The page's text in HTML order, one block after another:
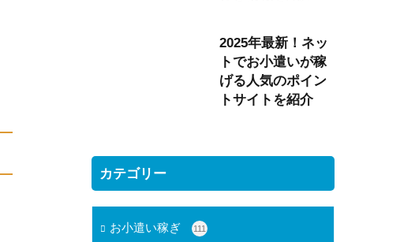
2025年最新！ネッ
トでお小遣いが稼
げる人気のポイン
トサイトを紹介
カテゴリー
お小遣い稼ぎ 111